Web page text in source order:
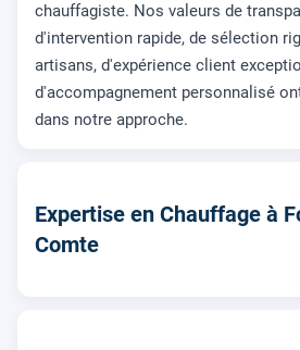
chauffagiste. Nos valeurs de
d'intervention rapide, de sélection
artisans, d'expérience client
d'accompagnement personnalisé
dans notre approche.
Expertise en Chauffage à
Comte